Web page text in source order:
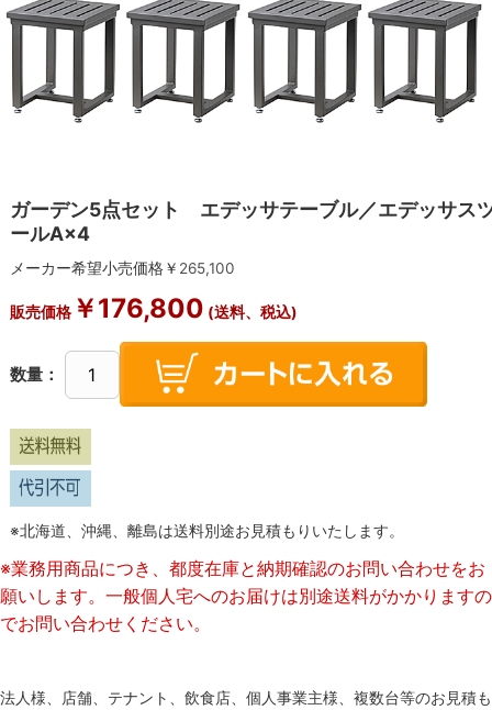
ガーデン5点セット エデッサテーブル／エデッサス
ールA×4
メーカー希望小売価格￥ 265,100
販売価格￥176,800 (送料、税込)
数量：
※北海道、沖縄、離島は送料別途お見積もりいたします。
※業務用商品につき、都度在庫と納期確認のお問い合わせをお
願いします。一般個人宅へのお届けは別途送料がかかりますの
でお問い合わせください。
法人様、店舗、テナント、飲食店、個人事業主様、複数台等のお見積も